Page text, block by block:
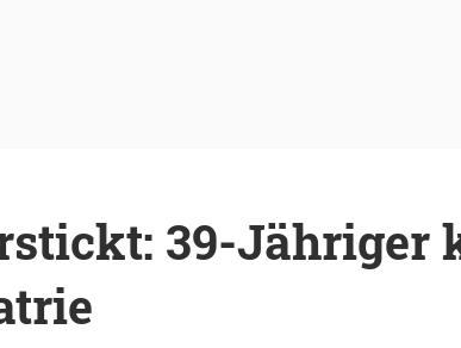
39-Jähriger